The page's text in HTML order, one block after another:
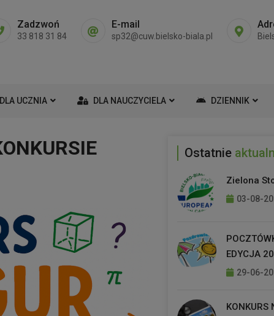
Zadzwoń
33 818 31 84
E-mail
sp32@cuw.bielsko-biala.pl
DLA UCZNIA DLA NAUCZYCIELA DZIENNIK
Ostatnie
Zielona
03-08-
EDYCJA
29-06-
KONKURS